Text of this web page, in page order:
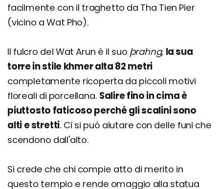
facilmente con il traghetto da Tha Tien Pier
(vicino a Wat Pho).
Il fulcro del Wat Arun è il suo þrahng, la sua
torre in stile khmer alta 82 metri
completamente ricoperta da piccoli motivi
floreali di porcellana. Salire fino in cima è
piuttosto faticoso perché gli scalini sono
alti e stretti. Ci si può aiutare con delle funi che
scendono dall'alto.
Si crede che chi compie atto di merito in
questo tempio e rende omaggio alla statua